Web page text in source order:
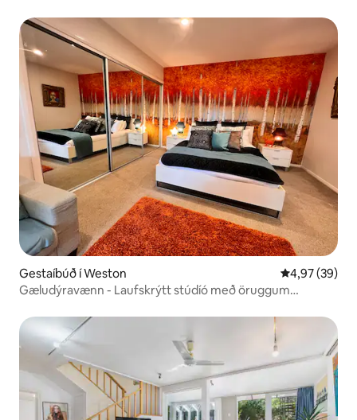
Gestaíbúð í Weston 4,97 af 5 í
4,97 (39)
Gæludýravænn - Laufskrýtt stúdíó með öruggum